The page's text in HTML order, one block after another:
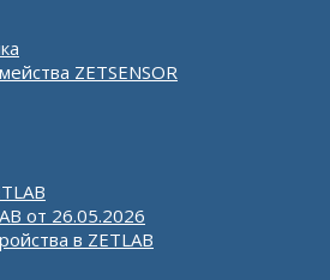
ZETSENSOR
от 26.05.2026
в ZETLAB